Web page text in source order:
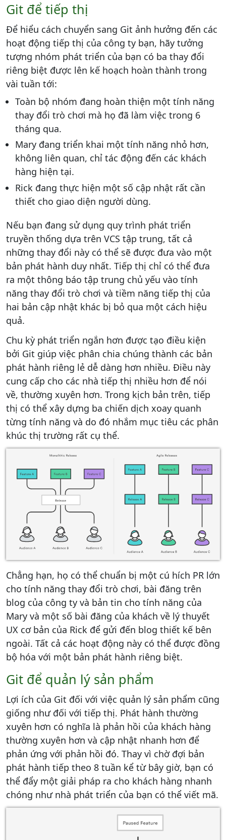
Git để tiếp thị
Để hiểu cách chuyển sang Git ảnh hưởng đến các
hoạt động tiếp thị của công ty bạn, hãy tưởng
tượng nhóm phát triển của bạn có ba thay đổi
riêng biệt được lên kế hoạch hoàn thành trong
vài tuần tới:
Toàn bộ nhóm đang hoàn thiện một tính năng
thay đổi trò chơi mà họ đã làm việc trong 6
tháng qua.
Mary đang triển khai một tính năng nhỏ hơn,
không liên quan, chỉ tác động đến các khách
hàng hiện tại.
Rick đang thực hiện một số cập nhật rất cần
thiết cho giao diện người dùng.
Nếu bạn đang sử dụng quy trình phát triển
truyền thống dựa trên VCS tập trung, tất cả
những thay đổi này có thể sẽ được đưa vào một
bản phát hành duy nhất. Tiếp thị chỉ có thể đưa
ra một thông báo tập trung chủ yếu vào tính
năng thay đổi trò chơi và tiềm năng tiếp thị của
hai bản cập nhật khác bị bỏ qua một cách hiệu
quả.
Chu kỳ phát triển ngắn hơn được tạo điều kiện
bởi Git giúp việc phân chia chúng thành các bản
phát hành riêng lẻ dễ dàng hơn nhiều. Điều này
cung cấp cho các nhà tiếp thị nhiều hơn để nói
về, thường xuyên hơn. Trong kịch bản trên, tiếp
thị có thể xây dựng ba chiến dịch xoay quanh
từng tính năng và do đó nhắm mục tiêu các phân
khúc thị trường rất cụ thể.
Chẳng hạn, họ có thể chuẩn bị một cú hích PR lớn
cho tính năng thay đổi trò chơi, bài đăng trên
blog của công ty và bản tin cho tính năng của
Mary và một số bài đăng của khách về lý thuyết
UX cơ bản của Rick để gửi đến blog thiết kế bên
ngoài. Tất cả các hoạt động này có thể được đồng
bộ hóa với một bản phát hành riêng biệt.
Git để quản lý sản phẩm
Lợi ích của Git đối với việc quản lý sản phẩm cũng
giống như đối với tiếp thị. Phát hành thường
xuyên hơn có nghĩa là phản hồi của khách hàng
thường xuyên hơn và cập nhật nhanh hơn để
phản ứng với phản hồi đó. Thay vì chờ đợi bản
phát hành tiếp theo 8 tuần kể từ bây giờ, bạn có
thể đẩy một giải pháp ra cho khách hàng nhanh
chóng như nhà phát triển của bạn có thể viết mã.